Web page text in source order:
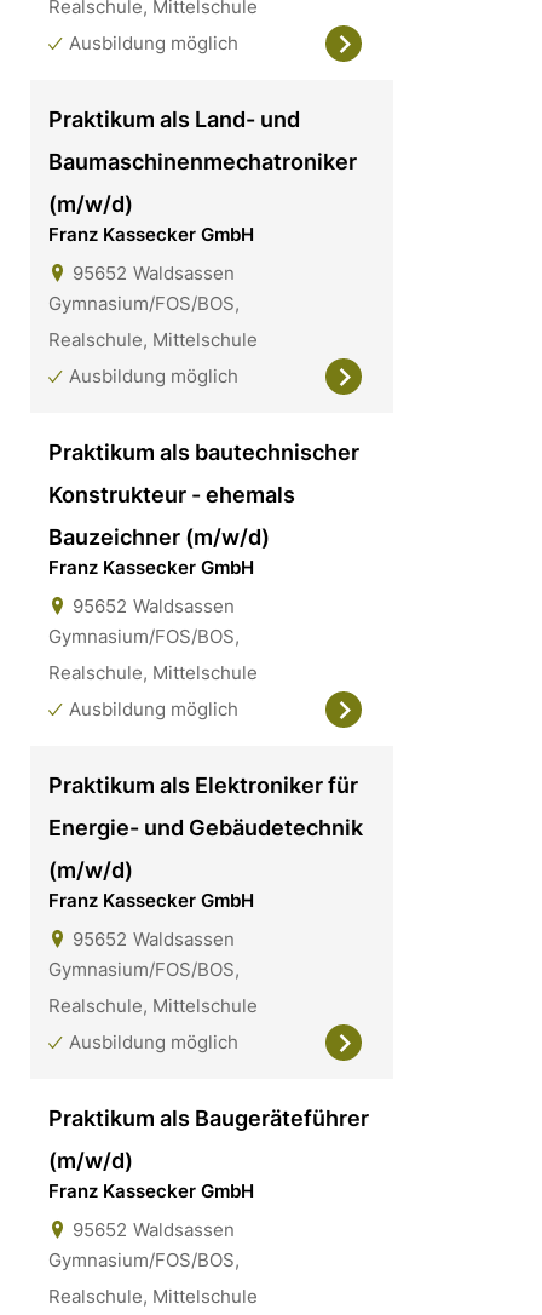
Realschule, Mittelschule
Ausbildung möglich
Praktikum als Land- und
Baumaschinenmechatroniker
(m/w/d)
Franz Kassecker GmbH
95652 Waldsassen
Gymnasium/FOS/BOS,
Realschule, Mittelschule
Ausbildung möglich
Praktikum als bautechnischer
Konstrukteur - ehemals
Bauzeichner (m/w/d)
Franz Kassecker GmbH
95652 Waldsassen
Gymnasium/FOS/BOS,
Realschule, Mittelschule
Ausbildung möglich
Praktikum als Elektroniker für
Energie- und Gebäudetechnik
(m/w/d)
Franz Kassecker GmbH
95652 Waldsassen
Gymnasium/FOS/BOS,
Realschule, Mittelschule
Ausbildung möglich
Praktikum als Baugeräteführer
(m/w/d)
Franz Kassecker GmbH
95652 Waldsassen
Gymnasium/FOS/BOS,
Realschule, Mittelschule